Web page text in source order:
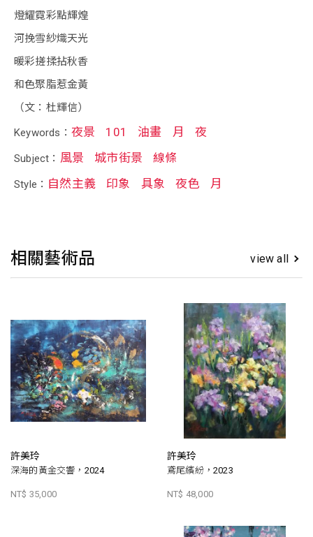
燈耀霓彩點輝煌
河挽雪紗熾天光
暖彩搓揉拈秋香
和色聚脂惹金黃
（文：杜輝信）
Keywords： 夜景 101 油畫 月 夜
Subject： 風景 城市街景 線條
Style： 自然主義 印象 具象 夜色 月
相關藝術品 view all
許美玲
深海的黃金交響，2024
NT$ 35,000
許美玲
鳶尾繽紛，2023
NT$ 48,000